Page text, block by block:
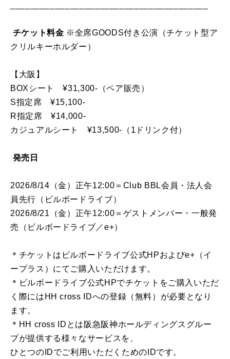
チケット料金 ※全席GOODS付き公演（チケット型ア
クリルキーホルダー）
【大阪】
BOXシート ¥31,300-（ペア販売）
S指定席 ¥15,100-
R指定席 ¥14,000-
カジュアルシート ¥13,500-（1ドリンク付）
発売日
2026/8/14（金）正午12:00＝Club BBL会員・法人会
員先行（ビルボードライブ）
2026/8/21（金）正午12:00＝ゲストメンバー・一般発
売（ビルボードライブ／e+）
＊チケットはビルボードライブ公式HPおよびe+（イ
ープラス）にてご購入いただけます。
＊ビルボードライブ公式HPでチケットをご購入いただ
く際にはHH cross IDへの登録（無料）が必要となり
ます。
＊HH cross IDとは阪急阪神ホールディングスグルー
プが提供する様々なサービスを、
ひとつのIDでご利用いただくためのIDです。